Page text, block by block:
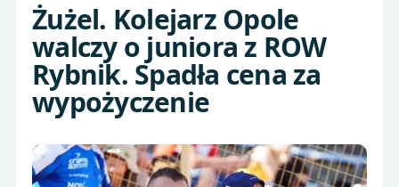
Żużel. Kolejarz Opole
walczy o juniora z ROW
Rybnik. Spadła cena za
wypożyczenie